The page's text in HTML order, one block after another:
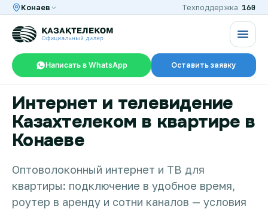
Конаев Техподдержка 160
Написать в WhatsApp Оставить заявку
Интернет и ТВ в частном доме
Интернет и телевидение
Казахтелеком в квартире в
Конаеве
Оптоволоконный интернет и ТВ для
квартиры: подключение в удобное время,
роутер в аренду и сотни каналов — условия